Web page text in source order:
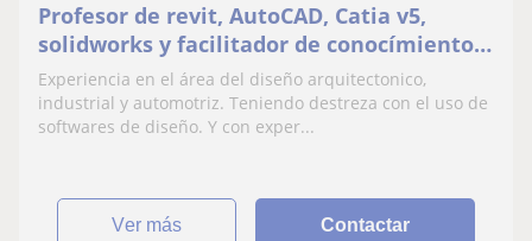
Profesor de revit, AutoCAD, Catia v5,
solidworks y facilitador de conocímientos
de arquitectura y diseño.
Experiencia en el área del diseño arquitectonico,
industrial y automotriz. Teniendo destreza con el uso de
softwares de diseño. Y con exper...
ver más Contactar